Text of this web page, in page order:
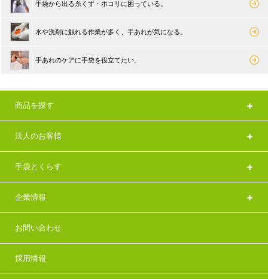
手袋から出る糸くず・ホコリに困っている。
水や洗剤に触れる作業が多く、手あれが気になる。
手あれのケアに手袋を役立てたい。
商品を探す
法人のお客様
手袋とくらす
企業情報
お問い合わせ
採用情報